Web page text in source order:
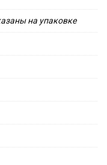
на упаковке